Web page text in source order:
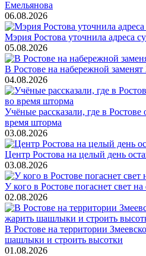
Емельянова
06.08.2026
Мэрия Ростова уточнила адреса
05.08.2026
В Ростове на набережной
04.08.2026
Учёные рассказали, где в Ростове
время шторма
03.08.2026
Центр Ростова на целый день
03.08.2026
У кого в Ростове погаснет свет
02.08.2026
В Ростове на территории
шашлыки и строить высотки
01.08.2026